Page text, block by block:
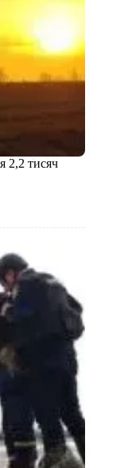
2,2 тисяч